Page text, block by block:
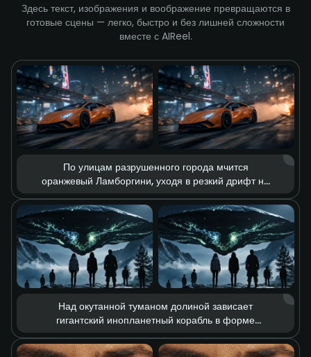
Здесь текст, изображения и воображение превращаются в
готовые сцены — легко, быстро и без лишней сложности
вместе с AIReel.
По улицам разрушенного города мчится
оранжевый Ламборгини, уходя в резкий дрифт на
взрывов, разлетающиеся обломки и клубы густого
дыма. Контраст холодных и тёплых оттенков
подчёркивает одновременно опустошение
постапокалиптического мира и азарт скорости,
создавая выразительную эстетику разрушения.
Над окутанной туманом долиной зависает
гигантский инопланетный корабль в форме
зловещие зелёные лучи энергии, а люди внизу с